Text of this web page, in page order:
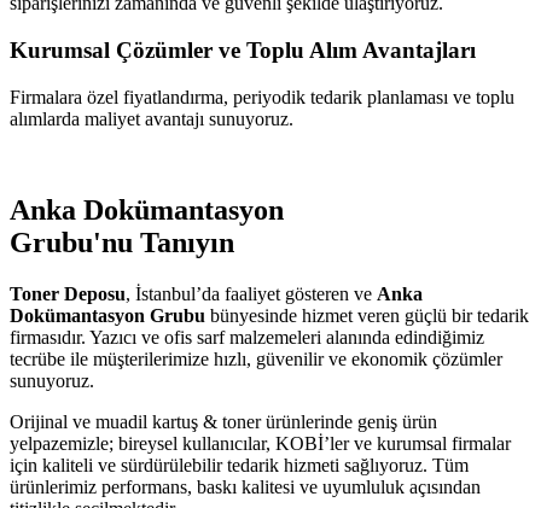
Kurumsal Çözümler ve Toplu Alım Avantajları
Firmalara özel fiyatlandırma, periyodik tedarik planlaması ve toplu
alımlarda maliyet avantajı sunuyoruz.
Anka Dokümantasyon
Grubu'nu Tanıyın
Toner Deposu, İstanbul’da faaliyet gösteren ve Anka
Dokümantasyon Grubu bünyesinde hizmet veren güçlü bir tedarik
firmasıdır. Yazıcı ve ofis sarf malzemeleri alanında edindiğimiz
tecrübe ile müşterilerimize hızlı, güvenilir ve ekonomik çözümler
sunuyoruz.
Orijinal ve muadil kartuş & toner ürünlerinde geniş ürün
yelpazemizle; bireysel kullanıcılar, KOBİ’ler ve kurumsal firmalar
için kaliteli ve sürdürülebilir tedarik hizmeti sağlıyoruz. Tüm
ürünlerimiz performans, baskı kalitesi ve uyumluluk açısından